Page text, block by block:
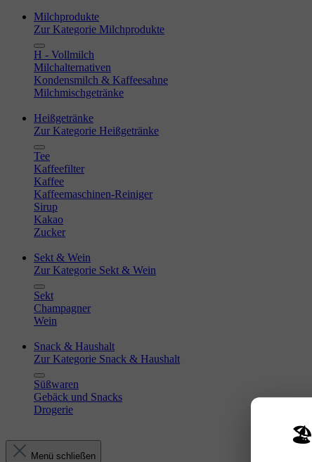
Milchprodukte
Zur Kategorie Milchprodukte
H - Vollmilch
Milchalternativen
Kondensmilch & Kaffeesahne
Milchmischgetränke
Heißgetränke
Zur Kategorie Heißgetränke
Tee
Kaffeefilter
Kaffee
Kaffeemaschinen-Reiniger
Sirup
Kakao
Zucker
Sekt & Wein
Zur Kategorie Sekt & Wein
Sekt
Champagner
Wein
Snack & Haushalt
Zur Kategorie Snack & Haushalt
Süßwaren
Gebäck und Snacks
Drogerie
Menü schließen
🏖️